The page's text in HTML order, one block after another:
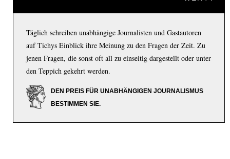
Täglich schreiben unabhängige Journalisten und Gastautoren
auf Tichys Einblick ihre Meinung zu den Fragen der Zeit. Zu
jenen Fragen, die sonst oft all zu einseitig dargestellt oder unter
den Teppich gekehrt werden.
DEN PREIS FÜR UNABHÄNGIGEN JOURNALISMUS
BESTIMMEN SIE.